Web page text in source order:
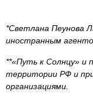
*Светлана Пеунова
иностранным
**«Путь к Солнцу» и
территории РФ и
организациями.